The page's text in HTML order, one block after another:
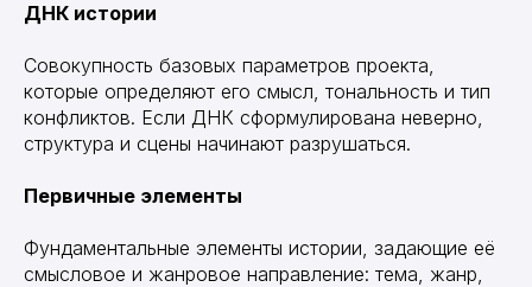
ДНК истории
Совокупность базовых параметров проекта,
которые определяют его смысл, тональность и тип
конфликтов. Если ДНК сформулирована неверно,
структура и сцены начинают разрушаться.
Первичные элементы
Фундаментальные элементы истории, задающие её
смысловое и жанровое направление: тема, жанр,